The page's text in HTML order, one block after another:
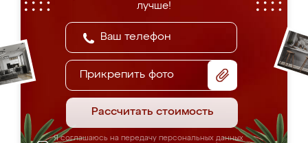
лучше!
Прикрепить фото
Рассчитать стоимость
Я соглашаюсь на передачу персональных данных